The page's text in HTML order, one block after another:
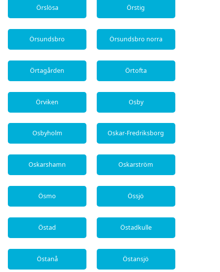
Örslösa Örstig
Örsundsbro Örsundsbro norra
Örtagården Örtofta
Örviken Osby
Osbyholm Oskar-Fredriksborg
Oskarshamn Oskarström
Ösmo Össjö
Östad Östadkulle
Östanå Östansjö